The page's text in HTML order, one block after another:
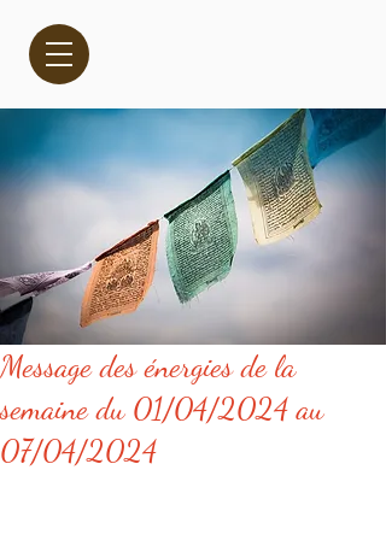
Message des énergies de la
semaine du 01/04/2024 au
07/04/2024